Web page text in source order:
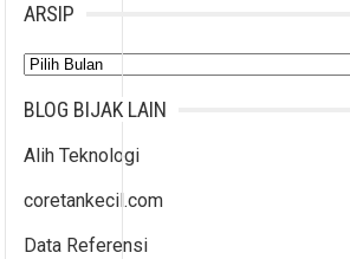
ARSIP
Arsip
BLOG BIJAK LAIN
Alih Teknologi
coretankecil.com
Data Referensi